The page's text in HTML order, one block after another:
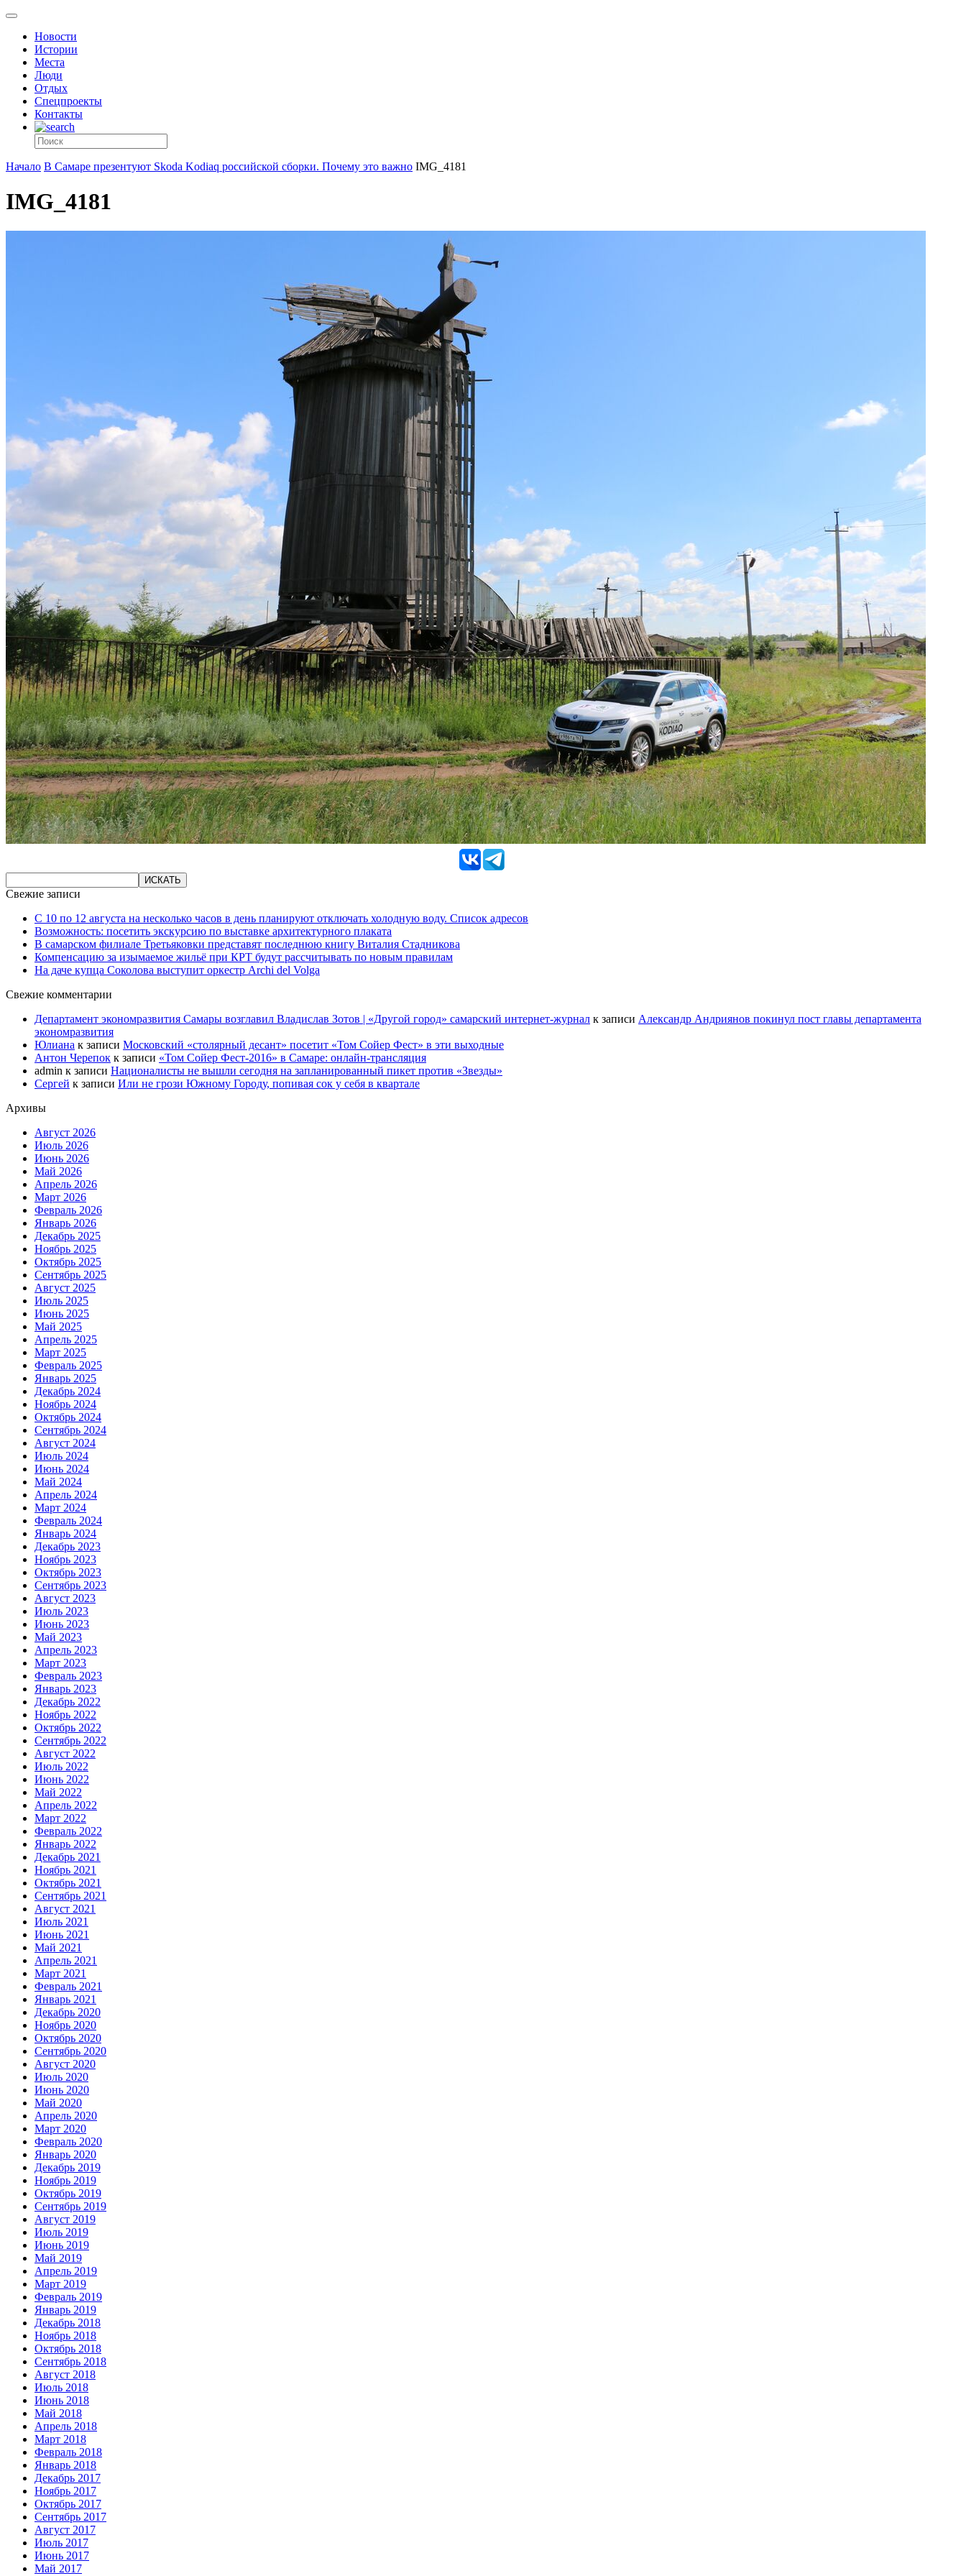
Новости
Истории
Места
Люди
Отдых
Спецпроекты
Контакты
Начало В Самаре презентуют Skoda Kodiaq российской сборки. Почему это важно IMG_4181
IMG_4181
Свежие записи
С 10 по 12 августа на несколько часов в день планируют отключать холодную воду. Список адресов
Возможность: посетить экскурсию по выставке архитектурного плаката
В самарском филиале Третьяковки представят последнюю книгу Виталия Стадникова
Компенсацию за изымаемое жильё при КРТ будут рассчитывать по новым правилам
На даче купца Соколова выступит оркестр Archi del Volga
Свежие комментарии
Департамент экономразвития Самары возглавил Владислав Зотов | «Другой город» самарский интернет-журнал к записи Александр Андриянов покинул пост главы департамента
экономразвития
Юлиана к записи Московский «столярный десант» посетит «Том Сойер Фест» в эти выходные
Антон Черепок к записи «Том Сойер Фест-2016» в Самаре: онлайн-трансляция
admin к записи Националисты не вышли сегодня на запланированный пикет против «Звезды»
Сергей к записи Или не грози Южному Городу, попивая сок у себя в квартале
Архивы
Август 2026
Июль 2026
Июнь 2026
Май 2026
Апрель 2026
Март 2026
Февраль 2026
Январь 2026
Декабрь 2025
Ноябрь 2025
Октябрь 2025
Сентябрь 2025
Август 2025
Июль 2025
Июнь 2025
Май 2025
Апрель 2025
Март 2025
Февраль 2025
Январь 2025
Декабрь 2024
Ноябрь 2024
Октябрь 2024
Сентябрь 2024
Август 2024
Июль 2024
Июнь 2024
Май 2024
Апрель 2024
Март 2024
Февраль 2024
Январь 2024
Декабрь 2023
Ноябрь 2023
Октябрь 2023
Сентябрь 2023
Август 2023
Июль 2023
Июнь 2023
Май 2023
Апрель 2023
Март 2023
Февраль 2023
Январь 2023
Декабрь 2022
Ноябрь 2022
Октябрь 2022
Сентябрь 2022
Август 2022
Июль 2022
Июнь 2022
Май 2022
Апрель 2022
Март 2022
Февраль 2022
Январь 2022
Декабрь 2021
Ноябрь 2021
Октябрь 2021
Сентябрь 2021
Август 2021
Июль 2021
Июнь 2021
Май 2021
Апрель 2021
Март 2021
Февраль 2021
Январь 2021
Декабрь 2020
Ноябрь 2020
Октябрь 2020
Сентябрь 2020
Август 2020
Июль 2020
Июнь 2020
Май 2020
Апрель 2020
Март 2020
Февраль 2020
Январь 2020
Декабрь 2019
Ноябрь 2019
Октябрь 2019
Сентябрь 2019
Август 2019
Июль 2019
Июнь 2019
Май 2019
Апрель 2019
Март 2019
Февраль 2019
Январь 2019
Декабрь 2018
Ноябрь 2018
Октябрь 2018
Сентябрь 2018
Август 2018
Июль 2018
Июнь 2018
Май 2018
Апрель 2018
Март 2018
Февраль 2018
Январь 2018
Декабрь 2017
Ноябрь 2017
Октябрь 2017
Сентябрь 2017
Август 2017
Июль 2017
Июнь 2017
Май 2017